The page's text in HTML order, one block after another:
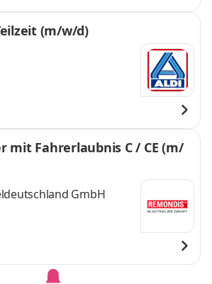
(m/w/d)
mit Fahrerlaubnis C / CE (m/
GmbH